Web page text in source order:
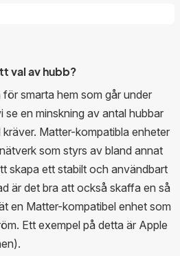
val av hubb?
smarta hem som går under
se en minskning av antal hubbar
Matter-kompatibla enheter
som styrs av bland annat
skapa ett stabilt och användbart
är det bra att också skaffa en så
en Matter-kompatibel enhet som
Ett exempel på detta är Apple